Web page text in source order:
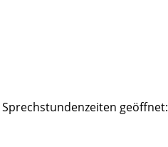
geöffnet: